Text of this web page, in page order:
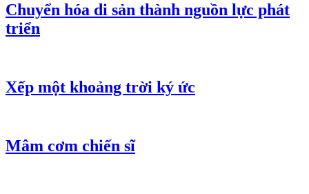
Chuyển hóa di sản thành nguồn lực phát
triển
Xếp một khoảng trời ký ức
Mâm cơm chiến sĩ